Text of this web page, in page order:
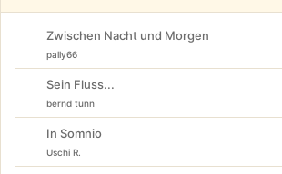
Zwischen Nacht und Morgen
pally66
Sein Fluss...
bernd tunn
In Somnio
Uschi R.